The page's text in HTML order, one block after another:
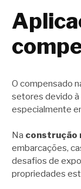
O compensado
setores devido à
especialmente
Na construção
embarcações,
desafios de
propriedades